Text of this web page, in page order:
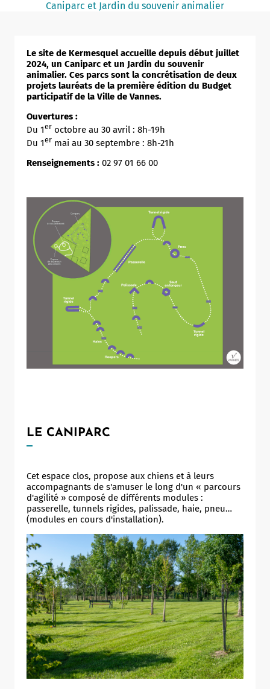
Notaire
Journaliste
Caniparc et Jardin du souvenir animalier
Le site de Kermesquel accueille depuis début juillet
2024, un Caniparc et un Jardin du souvenir
animalier. Ces parcs sont la concrétisation de deux
projets lauréats de la première édition du Budget
participatif de la Ville de Vannes.
Ouvertures :
Du 1er octobre au 30 avril : 8h-19h
Du 1er mai au 30 septembre : 8h-21h
Renseignements : 02 97 01 66 00
LE CANIPARC
Cet espace clos, propose aux chiens et à leurs
accompagnants de s'amuser le long d'un « parcours
d'agilité » composé de différents modules :
passerelle, tunnels rigides, palissade, haie, pneu…
(modules en cours d'installation).